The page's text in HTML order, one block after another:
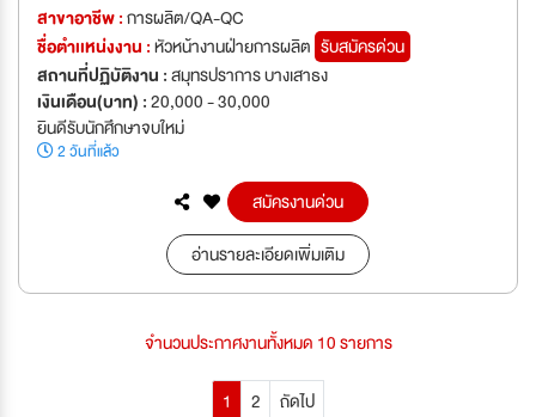
สาขาอาชีพ :การผลิต/QA-QC
ชื่อตำเเหน่งงาน :หัวหน้างานฝ่ายการผลิต รับสมัครด่วน
สถานที่ปฏิบัติงาน :สมุทรปราการ บางเสาธง
เงินเดือน(บาท) :20,000 - 30,000
ยินดีรับนักศึกษาจบใหม่
2 วันที่แล้ว
สมัครงานด่วน
อ่านรายละเอียดเพิ่มเติม
จำนวนประกาศงานทั้งหมด 10 รายการ
1 2 ถัดไป